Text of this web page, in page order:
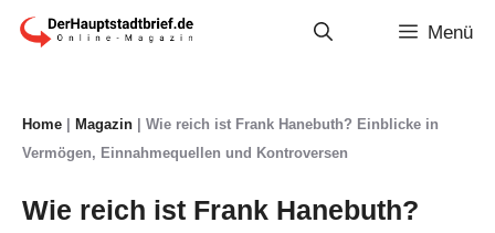
Zum
Menü
Home Magazin
Wie reich ist Frank Hanebuth? Einblicke in
Vermögen, Einnahmequellen und Kontroversen
Wie reich ist Frank Hanebuth?